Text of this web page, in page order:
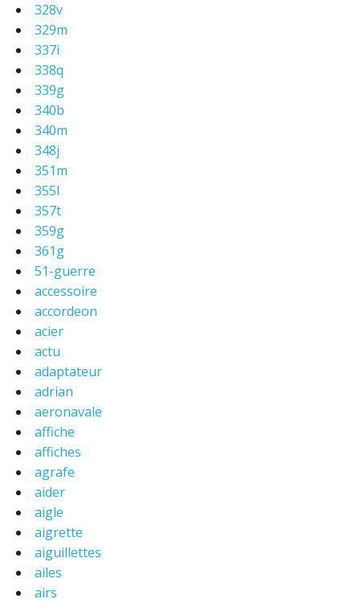
328v
329m
337i
338q
339g
340b
340m
348j
351m
355l
357t
359g
361g
51-guerre
accessoire
accordeon
acier
actu
adaptateur
adrian
aeronavale
affiche
affiches
agrafe
aider
aigle
aigrette
aiguillettes
ailes
airs